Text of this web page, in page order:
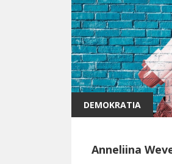
DEMOKRATIA
Anneliina